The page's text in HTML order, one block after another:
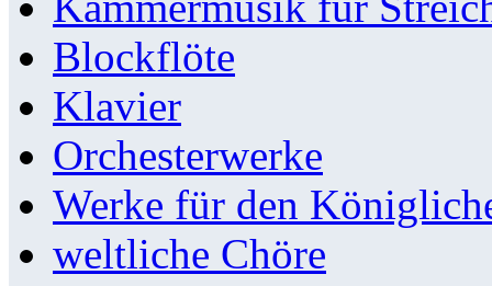
Blockflöte
Klavier
Orchesterwerke
Werke für den
weltliche Chöre